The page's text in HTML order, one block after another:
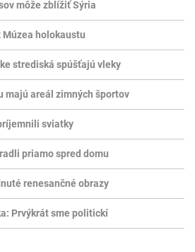
môže zblížiť Sýria
Múzea holokaustu
strediská spúšťajú vleky
majú areál zimných športov
sviatky
priamo spred domu
renesančné obrazy
Prvýkrát sme politickí